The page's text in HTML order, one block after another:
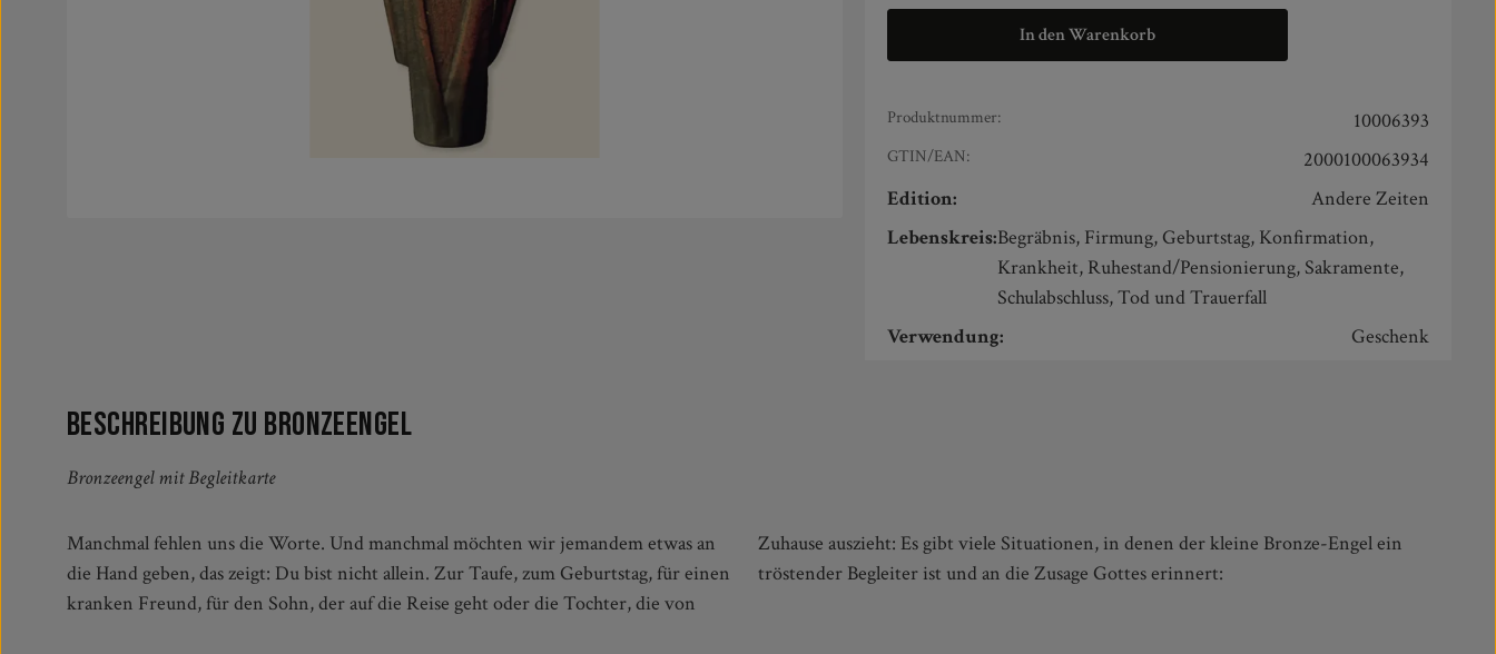
In den Warenkorb
Produktnummer: 10006393
GTIN/EAN:
2000100063934
Edition:
Andere Zeiten
Lebenskreis:Begräbnis, Firmung, Geburtstag, Konfirmation,
Krankheit, Ruhestand/Pensionierung, Sakramente,
Schulabschluss, Tod und Trauerfall
Verwendung:
Geschenk
Beschreibung zu Bronzeengel
Bronzeengel mit Begleitkarte
Manchmal fehlen uns die Worte. Und manchmal möchten wir jemandem etwas an
die Hand geben, das zeigt: Du bist nicht allein. Zur Taufe, zum Geburtstag, für einen
kranken Freund, für den Sohn, der auf die Reise geht oder die Tochter, die von
Zuhause auszieht: Es gibt viele Situationen, in denen der kleine Bronze-Engel ein
tröstender Begleiter ist und an die Zusage Gottes erinnert: